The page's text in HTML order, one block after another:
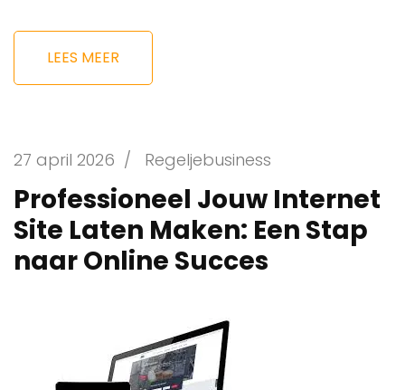
LEES MEER
27 april 2026 / Regeljebusiness
Professioneel Jouw Internet
Site Laten Maken: Een Stap
naar Online Succes